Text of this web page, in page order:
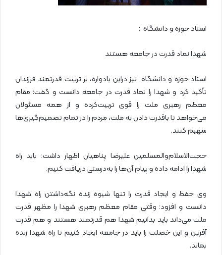
استاد حوزه و دانشگاه :
شهدا نماد قدرت در جامعه هستند
استاد حوزه و دانشگاه نیز دراین یادواره، بر تربیت قدرتمند فرزندان
تأکید کرد و شهدا را نماد قدرت در جامعه دانست و گفت: مقام
معظم رهبری ملت را قوی تربیت‌کرده و از همه مسئولان
می‌خواهد تا باقدرت دادن به ملت، مردم را در تمام تصمیم‌گیری‌ها
سهیم کنند.
حجت‌الاسلام‌والمسلمین علیرضا پناهیان اظهار داشت: باید راه
شهدا را ادامه داده و پیام آن‌ها را به‌درستی دریافت کنیم.
وی حفظ و ایجاد قدرت را تنها شیوه زنده نگه‌داشتن راه شهدا
دانست و افزود: وقتی مقام معظم رهبری شهدا را مظهر قدرت
ملت می‌داند باید بدانیم شهدا هم قدرتمند هستند و هم قدرت
آفرین و این خصلت را باید در جامعه ایجاد کنیم تا راه شهدا زنده
بماند.